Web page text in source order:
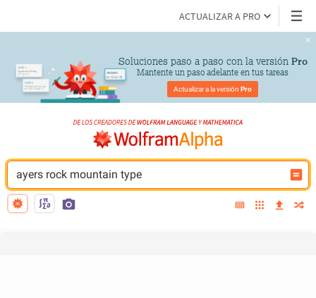
ACTUALIZAR A PRO
Soluciones paso a paso con la versión Pro
Mantente un paso adelante en tus tareas
Actualizar a la versión Pro
ayers rock mountain type